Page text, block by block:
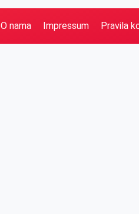
O nama Impressum Pravila